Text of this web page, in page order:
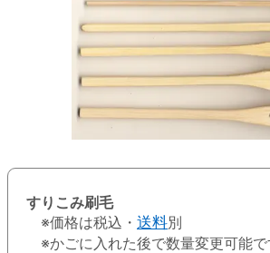
すりこみ刷毛
※価格は税込・ 送料別
※かごに入れた後で数量変更可能で